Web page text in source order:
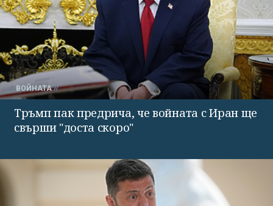
ВОЙНАТА
Тръмп пак предрича, че войната с Иран ще
свърши "доста скоро"